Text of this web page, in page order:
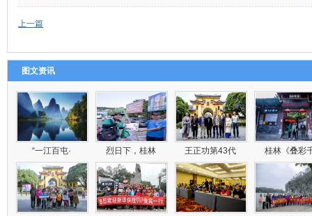
上一篇
图文资讯
“一江百屯· 烈日下，桂林 王正功第43代 桂林《叠彩